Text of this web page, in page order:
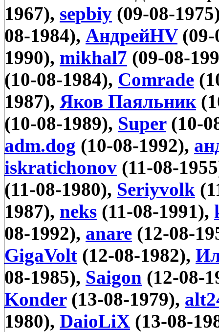
1967), sepbiy (09-08-
08-1984), АндрейHV(09-
1990), mikhal7 (09-08-
(10-08-1984), Comrade
1987), Яков Паяльник
(10-08-1989), Super(10-
adm.dog (10-08-1992),
iskratichonov (11-08-
(11-08-1980), Seriyvolk
1987), neks (11-08-1991),
08-1992), anare (12-08-
GigaVolt (12-08-1982),
08-1985), Saigon (12-08-
Konder(13-08-1979),
1980), DaioLiX (13-08-